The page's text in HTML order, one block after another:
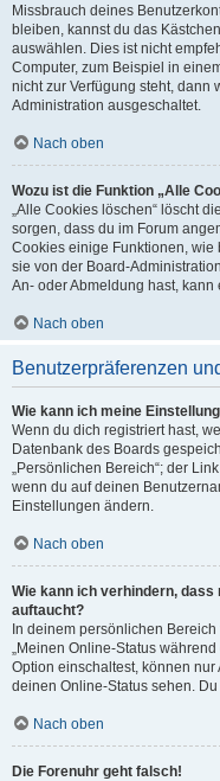
Missbrauch deines
bleiben, kannst du das
auswählen. Dies ist nicht
Computer, zum Beispiel in
nicht zur Verfügung steht, dann
Administration ausgeschaltet.
Nach oben
Wozu ist die Funktion „Alle
„Alle Cookies löschen“ löscht
sorgen, dass du im Forum
Cookies einige Funktionen, wie
sie von der Board-
An- oder Abmeldung hast,
Nach oben
Benutzerpräferenzen
Wie kann ich meine
Wenn du dich registriert hast,
Datenbank des Boards
„Persönlichen Bereich“; der
wenn du auf deinen
Einstellungen ändern.
Nach oben
Wie kann ich verhindern,
auftaucht?
In deinem persönlichen
„Meinen Online-Status
Option einschaltest, können
deinen Online-Status sehen.
Nach oben
Die Forenuhr geht falsch!